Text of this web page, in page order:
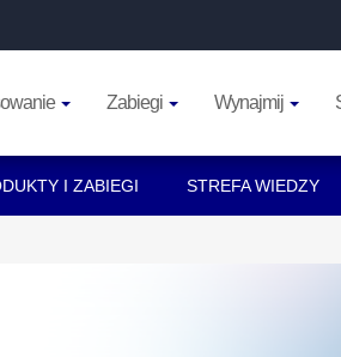
Zabiegi Wynajmij
I ZABIEGI STREFA WIEDZY